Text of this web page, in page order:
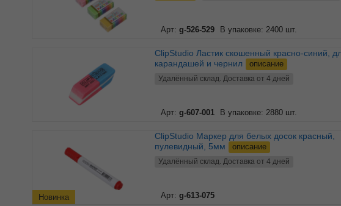
Арт: g-526-529 В упаковке: 2400 шт.
ClipStudio Ластик скошенный красно-синий, для
карандашей и чернил
описание
Удалённый склад. Доставка от 4 дней
Арт: g-607-001 В упаковке: 2880 шт.
Новинка
ClipStudio Маркер для белых досок красный,
пулевидный, 5мм
описание
Удалённый склад. Доставка от 4 дней
Арт: g-613-075